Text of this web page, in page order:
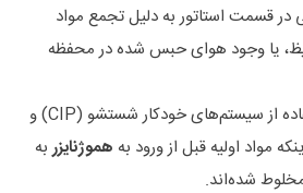
در قسمت استاتور به دلیل تجمع مواد
یا وجود هوای حبس شده در محفظه
استفاده از سیستم‌های خودکار شستشو (CIP) و
مواد اولیه قبل از ورود به هموژنایزر به
شده‌اند.